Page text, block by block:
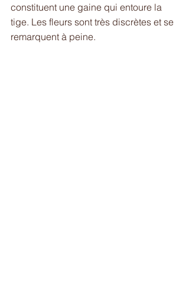
constituent une gaine qui entoure la
tige. Les fleurs sont très discrètes et se
remarquent à peine.